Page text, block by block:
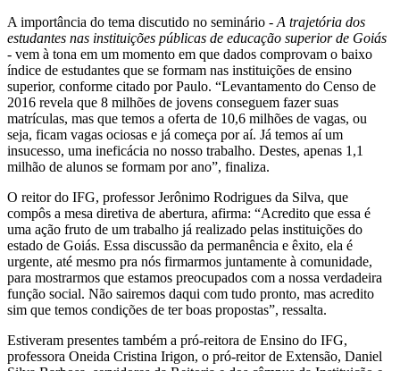
A importância do tema discutido no seminário - A trajetória dos
estudantes nas instituições públicas de educação superior de Goiás
- vem à tona em um momento em que dados comprovam o baixo
índice de estudantes que se formam nas instituições de ensino
superior, conforme citado por Paulo. “Levantamento do Censo de
2016 revela que 8 milhões de jovens conseguem fazer suas
matrículas, mas que temos a oferta de 10,6 milhões de vagas, ou
seja, ficam vagas ociosas e já começa por aí. Já temos aí um
insucesso, uma ineficácia no nosso trabalho. Destes, apenas 1,1
milhão de alunos se formam por ano”, finaliza.
O reitor do IFG, professor Jerônimo Rodrigues da Silva, que
compôs a mesa diretiva de abertura, afirma: “Acredito que essa é
uma ação fruto de um trabalho já realizado pelas instituições do
estado de Goiás. Essa discussão da permanência e êxito, ela é
urgente, até mesmo pra nós firmarmos juntamente à comunidade,
para mostrarmos que estamos preocupados com a nossa verdadeira
função social. Não sairemos daqui com tudo pronto, mas acredito
sim que temos condições de ter boas propostas”, ressalta.
Estiveram presentes também a pró-reitora de Ensino do IFG,
professora Oneida Cristina Irigon, o pró-reitor de Extensão, Daniel